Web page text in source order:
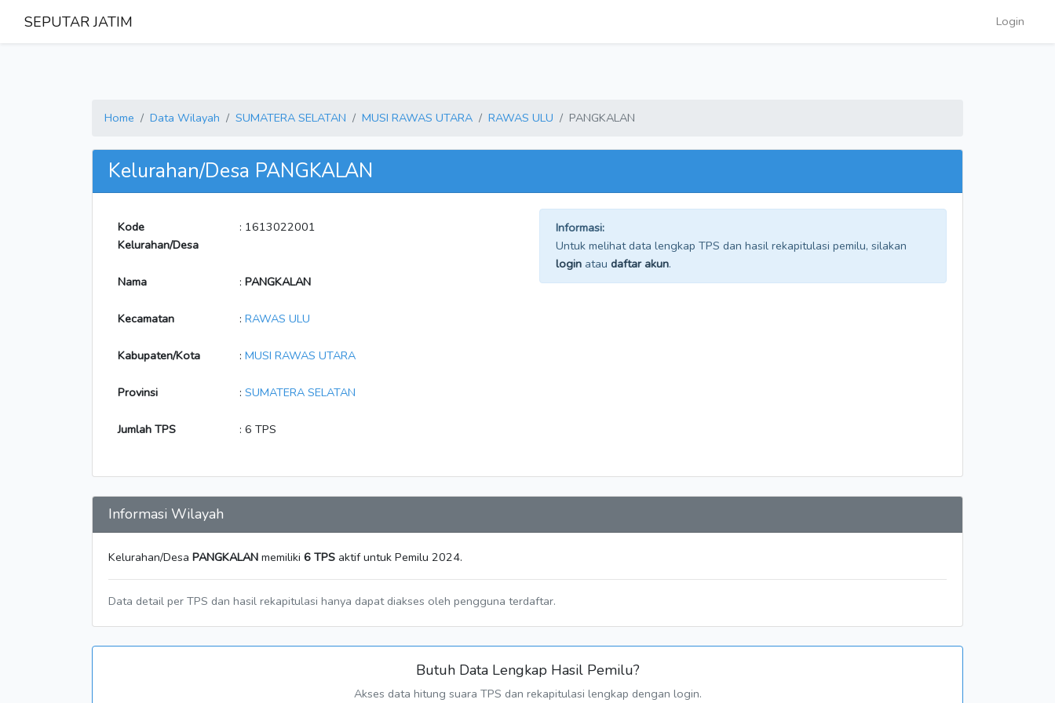
SEPUTAR JATIM Login
Home Data Wilayah SUMATERA SELATAN MUSI RAWAS UTARA RAWAS ULU PANGKALAN
Kelurahan/Desa PANGKALAN
Kode
Kelurahan/Desa
: 1613022001
Nama : PANGKALAN
Kecamatan : RAWAS ULU
Kabupaten/Kota : MUSI RAWAS UTARA
Provinsi : SUMATERA SELATAN
Jumlah TPS : 6 TPS
Informasi:
Untuk melihat data lengkap TPS dan hasil rekapitulasi pemilu, silakan
login atau daftar akun.
Informasi Wilayah
Kelurahan/Desa PANGKALAN memiliki 6 TPS aktif untuk Pemilu 2024.
Data detail per TPS dan hasil rekapitulasi hanya dapat diakses oleh pengguna terdaftar.
Butuh Data Lengkap Hasil Pemilu?
Akses data hitung suara TPS dan rekapitulasi lengkap dengan login.